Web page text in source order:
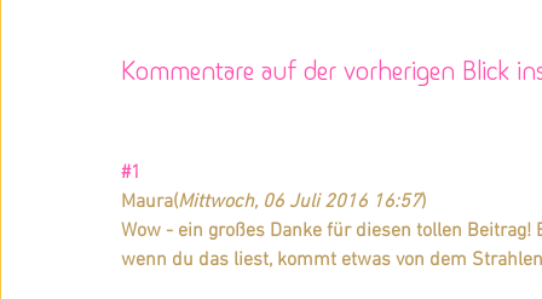
Kommentare auf der vorherigen Blick
#1
Maura(Mittwoch, 06 Juli 2016 16:57)
Wow - ein großes Danke für diesen tollen
wenn du das liest, kommt etwas von dem